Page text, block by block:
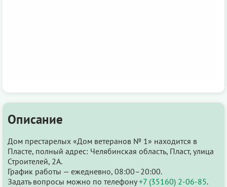
Описание
Дом престарелых «Дом ветеранов № 1» находится в
Пласте, полный адрес: Челябинская область, Пласт, улица
Строителей, 2А.
График работы — ежедневно, 08:00–20:00.
Задать вопросы можно по телефону+7 (35160) 2-06-85.